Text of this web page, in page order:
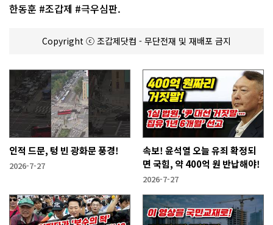
한동훈 #조갑제 #극우심판.
Copyright ⓒ 조갑제닷컴 - 무단전재 및 재배포 금지
인적 드문, 텅 빈 광화문 풍경!
2026-7-27
속보! 윤석열 오늘 유죄 확정되
면 국힘, 약 400억 원 반납해야!
2026-7-27